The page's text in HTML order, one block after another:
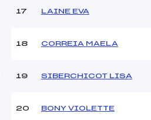
17 LAINE EVA
18 CORREIA MAELA
19 SIBERCHICOT LISA
20 BONY VIOLETTE